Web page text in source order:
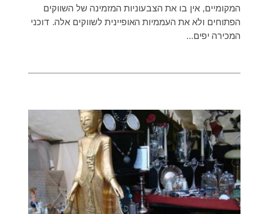
המקומיים, אין בו את הצבעוניות המזמינה של השווקים
הפתוחים ולא את העממיות האופיינית לשווקים אלה. דוכני
המכירה יפים...